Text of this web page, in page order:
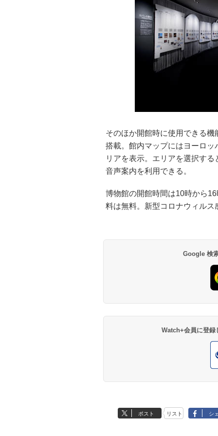
そのほか開館時に使用できる
搭載。館内マップにはヨーロ
リアを表示。エリアを選択す
音声案内を利用できる。
博物館の開館時間は10時から
料は無料。新型コロナウィル
Google 検
Watch+会員に登録
ポスト リスト シ